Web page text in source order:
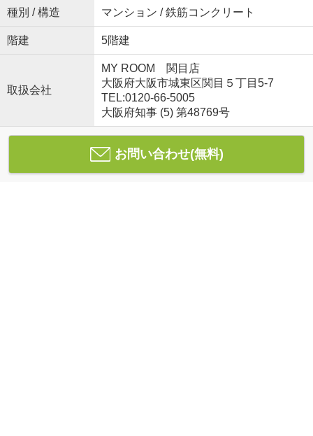
種別 / 構造 マンション / 鉄筋コンクリート
階建 5階建
取扱会社
MY ROOM 関目店
大阪府大阪市城東区関目５丁目5-7
TEL:0120-66-5005
大阪府知事 (5) 第48769号
お問い合わせ(無料)